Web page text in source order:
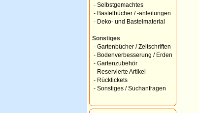
- Selbstgemachtes
- Bastelbücher / -anleitungen
- Deko- und Bastelmaterial
Sonstiges
- Gartenbücher / Zeitschriften
- Bodenverbesserung / Erden
- Gartenzubehör
- Reservierte Artikel
- Rücktickets
- Sonstiges / Suchanfragen